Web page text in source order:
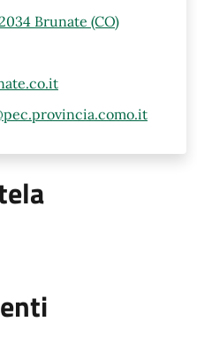
Brunate (CO)